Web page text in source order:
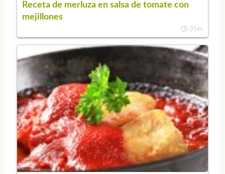
Receta de merluza en salsa de tomate con
mejillones
35m